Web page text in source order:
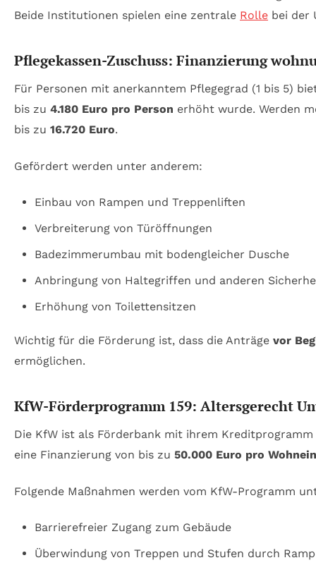
Beide Institutionen spielen eine zentrale Rolle bei der
Pflegekassen-Zuschuss: Finanzierung
Für Personen mit anerkanntem Pflegegrad (1 bis 5)
bis zu 4.180 Euro pro Person erhöht wurde. Werden
bis zu 16.720 Euro.
Gefördert werden unter anderem:
Einbau von Rampen und Treppenliften
Verbreiterung von Türöffnungen
Badezimmerumbau mit bodengleicher Dusche
Anbringung von Haltegriffen und anderen
Erhöhung von Toilettensitzen
Wichtig für die Förderung ist, dass die Anträge vor
ermöglichen.
KfW-Förderprogramm 159: Altersgerecht
Die KfW ist als Förderbank mit ihrem
eine Finanzierung von bis zu 50.000 Euro pro
Folgende Maßnahmen werden vom KfW-Programm
Barrierefreier Zugang zum Gebäude
Überwindung von Treppen und Stufen durch